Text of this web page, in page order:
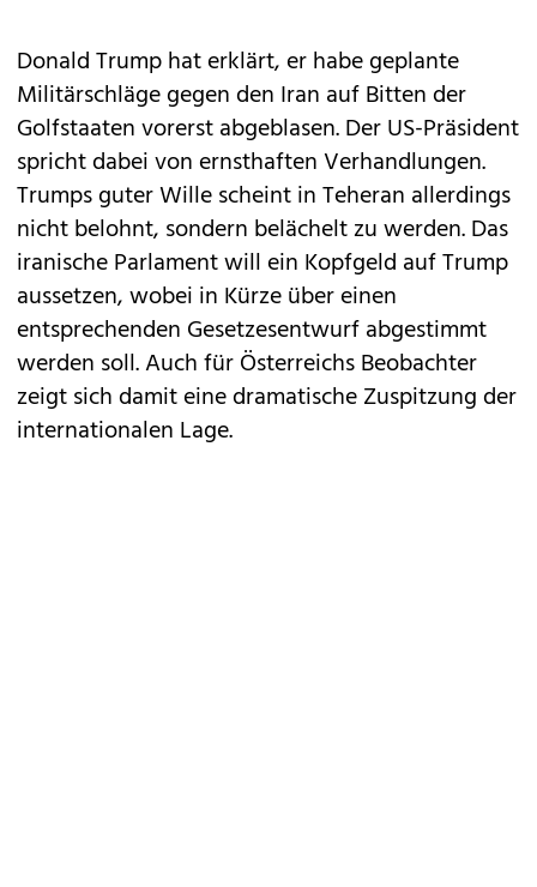
Donald Trump hat erklärt, er habe geplante
Militärschläge gegen den Iran auf Bitten der
Golfstaaten vorerst abgeblasen. Der US-Präsident
spricht dabei von ernsthaften Verhandlungen.
Trumps guter Wille scheint in Teheran allerdings
nicht belohnt, sondern belächelt zu werden. Das
iranische Parlament will ein Kopfgeld auf Trump
aussetzen, wobei in Kürze über einen
entsprechenden Gesetzesentwurf abgestimmt
werden soll. Auch für Österreichs Beobachter
zeigt sich damit eine dramatische Zuspitzung der
internationalen Lage.